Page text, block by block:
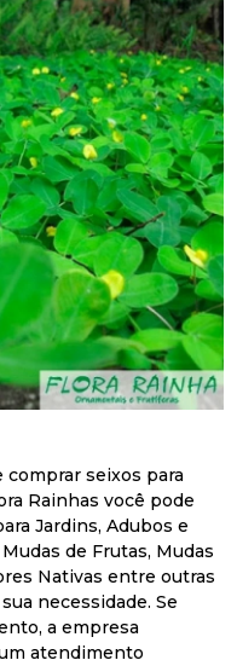
comprar seixos para
Rainhas você pode
Jardins, Adubos e
de Frutas, Mudas
Nativas entre outras
necessidade. Se
a empresa
atendimento